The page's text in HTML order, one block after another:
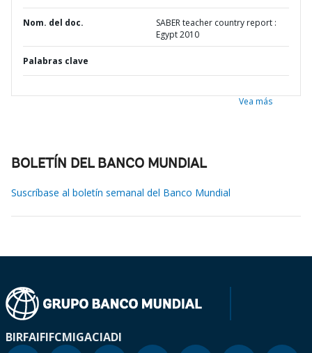
Nom. del doc.
SABER teacher country report :
Egypt 2010
Palabras clave
Vea más
BOLETÍN DEL BANCO MUNDIAL
Suscríbase al boletín semanal del Banco Mundial
BIRFAIFIFCMIGACIADI